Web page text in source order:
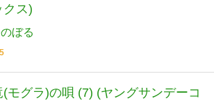
クス)
ぼる
(モグラ)の唄 (7) (ヤングサンデーコ